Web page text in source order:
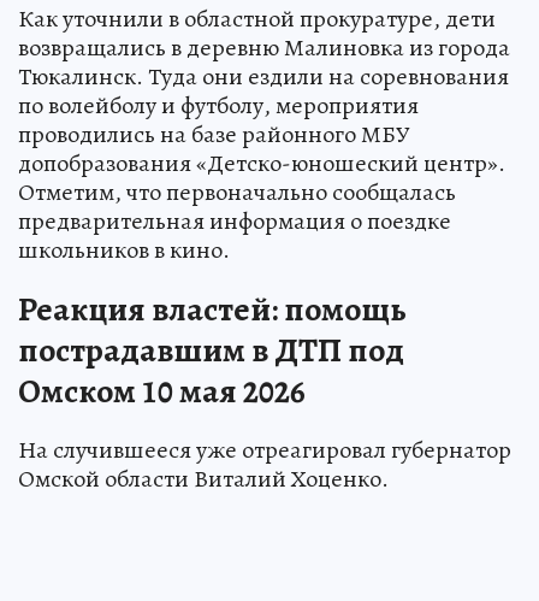
Как уточнили в областной прокуратуре, дети
возвращались в деревню Малиновка из города
Тюкалинск. Туда они ездили на соревнования
по волейболу и футболу, мероприятия
проводились на базе районного МБУ
допобразования «Детско-юношеский центр».
Отметим, что первоначально сообщалась
предварительная информация о поездке
школьников в кино.
Реакция властей: помощь
пострадавшим в ДТП под
Омском 10 мая 2026
На случившееся уже отреагировал губернатор
Омской области Виталий Хоценко.